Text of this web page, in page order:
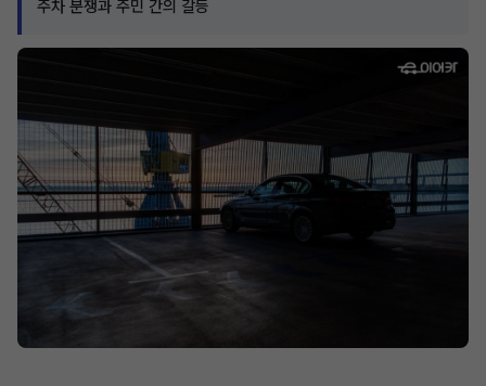
주차 분쟁과 주민 간의 갈등